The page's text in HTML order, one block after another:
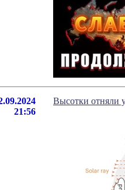
21:56
Высотки отняли